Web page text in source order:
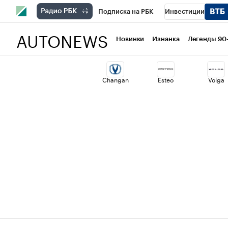
Подписка на РБК Инвестиции
Национальные проекты Город
Кредитные рейтинги Франшизы
AUTONEWS Новинки Изнанка Легенды
Changan Esteo Volga